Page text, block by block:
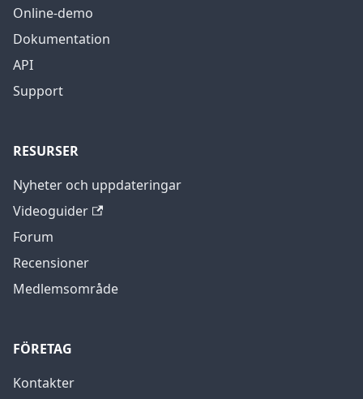
Online-demo
Dokumentation
API
Support
RESURSER
Nyheter och uppdateringar
Videoguider
Forum
Recensioner
Medlemsområde
FÖRETAG
Kontakter